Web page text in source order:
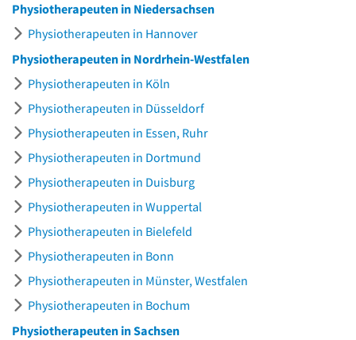
Physiotherapeuten in Niedersachsen
Physiotherapeuten in Hannover
Physiotherapeuten in Nordrhein-Westfalen
Physiotherapeuten in Köln
Physiotherapeuten in Düsseldorf
Physiotherapeuten in Essen, Ruhr
Physiotherapeuten in Dortmund
Physiotherapeuten in Duisburg
Physiotherapeuten in Wuppertal
Physiotherapeuten in Bielefeld
Physiotherapeuten in Bonn
Physiotherapeuten in Münster, Westfalen
Physiotherapeuten in Bochum
Physiotherapeuten in Sachsen